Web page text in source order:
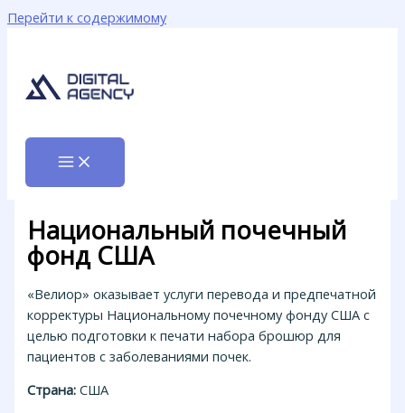
Перейти к содержимому
Национальный почечный
фонд США
«Велиор» оказывает услуги перевода и предпечатной
корректуры Национальному почечному фонду США с
целью подготовки к печати набора брошюр для
пациентов с заболеваниями почек.
Страна: США